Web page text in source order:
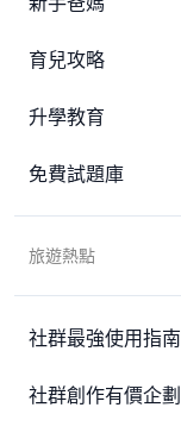
育兒攻略
升學教育
免費試題庫
旅遊熱點
社群最強使用指南
社群創作有價企劃